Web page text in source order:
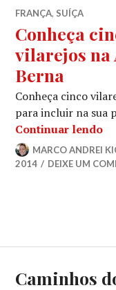
FRANÇA, SUÍÇA
Conheça
vilarejos na
Berna
Conheça cinco
para incluir na sua
Continuar lendo
MARCO ANDREI
2014
DEIXE UM
Caminhos